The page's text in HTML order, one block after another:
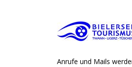
Anrufe und Mails